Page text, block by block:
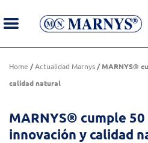
MARNYS® cumple 50 años de
innovación y calidad natural
Home /Actualidad Marnys / MARNYS®
calidad natural
MARNYS® cumple 50
innovación y calidad